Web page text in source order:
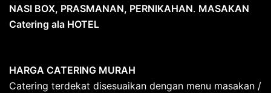
NASI BOX, PRASMANAN, PERNIKAHAN. MASAKAN
Catering ala HOTEL
HARGA CATERING MURAH
Catering terdekat disesuaikan dengan menu masakan /